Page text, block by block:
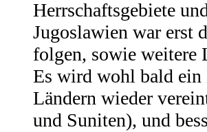
Herrschaftsgebiete
Jugoslawien war erst
folgen, sowie weitere
Es wird wohl bald ein
Ländern wieder
und Suniten), und